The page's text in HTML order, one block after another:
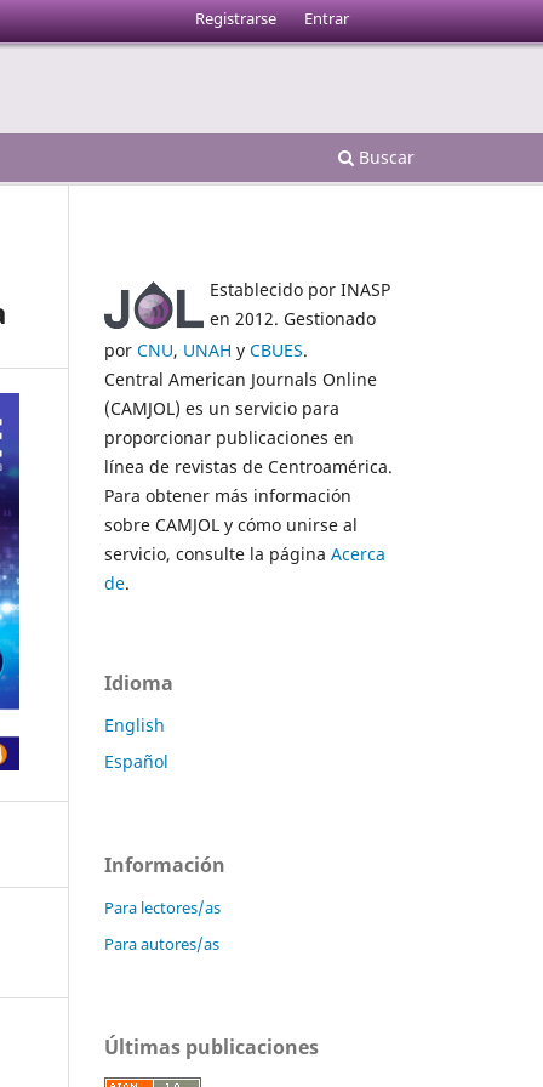
Buscar
Registrarse Entrar
Establecido por INASP
en 2012. Gestionado
por CNU, UNAH y CBUES.
Central American Journals Online
(CAMJOL) es un servicio para
proporcionar publicaciones en
línea de revistas de Centroamérica.
Para obtener más información
sobre CAMJOL y cómo unirse al
servicio, consulte la página Acerca
de.
Idioma
English
Español
Información
Para lectores/as
Para autores/as
Últimas publicaciones